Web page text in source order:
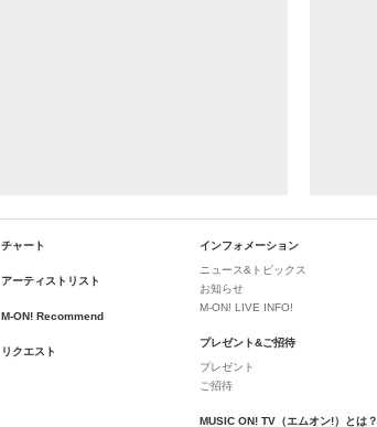
チャート
アーティストリスト
M-ON! Recommend
リクエスト
インフォメーション
ニュース&トピックス
お知らせ
M-ON! LIVE INFO!
プレゼント&ご招待
プレゼント
ご招待
MUSIC ON! TV（エムオン!）とは？